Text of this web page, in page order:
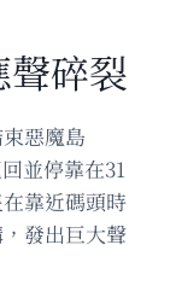
碎裂
惡魔島
並停靠在31
靠近碼頭時
發出巨大聲